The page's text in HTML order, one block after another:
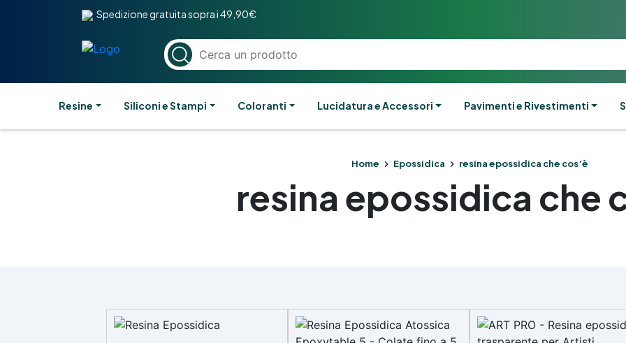
Spedizione gratuita sopra i 49,90€
Resine Siliconi e Stampi Coloranti Lucidatura e Accessori Pavimenti e Rivestimenti
Home Epossidica resina epossidica che cos’è
resina epossidica che